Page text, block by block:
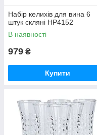
Набір келихів для вина 6
штук скляні HP4152
В наявності
979 ₴
Купити